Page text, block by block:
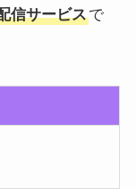
信サービスで